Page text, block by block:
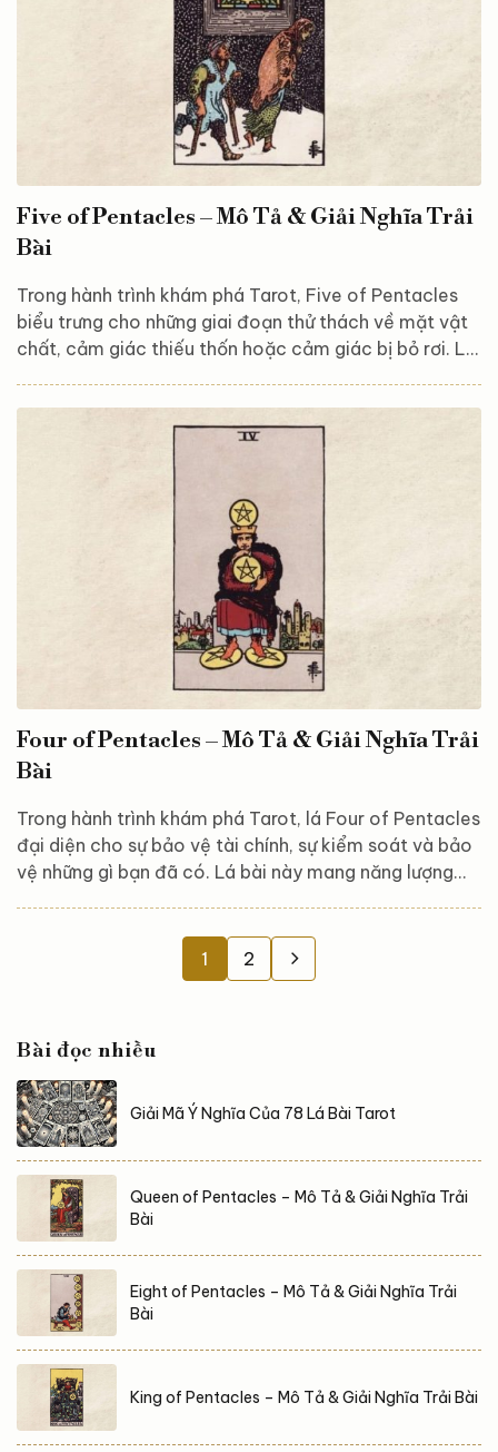
Five of Pentacles – Mô Tả & Giải Nghĩa Trải
Bài
Trong hành trình khám phá Tarot, Five of Pentacles
biểu trưng cho những giai đoạn thử thách về mặt vật
chất, cảm giác thiếu thốn hoặc cảm giác bị bỏ rơi. Lá
sẵn lòng mở lòng và tìm kiếm. Hãy cùng Astroreka
khám phá và giải mã ý nghĩa của lá bài này để hiểu rõ
hơn về bài học về sự bền bỉ mà Five of Pentacles
muốn truyền tải đến bạn! Tổng...
Four of Pentacles – Mô Tả & Giải Nghĩa Trải
Bài
Trong hành trình khám phá Tarot, lá Four of Pentacles
đại diện cho sự bảo vệ tài chính, sự kiểm soát và bảo
vệ những gì bạn đã có. Lá bài này mang năng lượng
cuộc sống, đồng thời cảnh báo về sự cần thiết của sự
cân bằng giữa việc giữ gìn và chia sẻ. Hãy cùng
1 2
Bài đọc nhiều
Giải Mã Ý Nghĩa Của 78 Lá Bài Tarot
Queen of Pentacles – Mô Tả & Giải Nghĩa Trải
Bài
Eight of Pentacles – Mô Tả & Giải Nghĩa Trải
Bài
King of Pentacles – Mô Tả & Giải Nghĩa Trải Bài